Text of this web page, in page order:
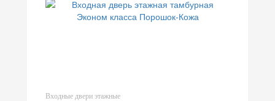
Входные двери этажные